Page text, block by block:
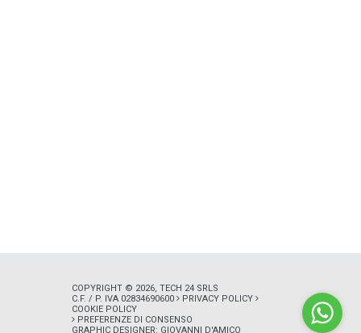
COPYRIGHT © 2026, TECH 24 SRLS
C.F. / P. IVA 02834690600
PRIVACY POLICY
COOKIE POLICY
PREFERENZE DI CONSENSO
GRAPHIC DESIGNER: GIOVANNI D'AMICO